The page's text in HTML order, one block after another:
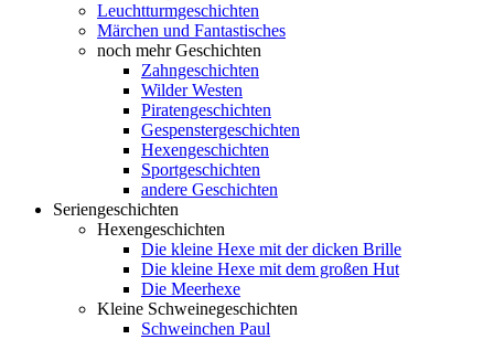
Leuchtturmgeschichten
Märchen und Fantastisches
noch mehr Geschichten
Zahngeschichten
Wilder Westen
Piratengeschichten
Gespenstergeschichten
Hexengeschichten
Sportgeschichten
andere Geschichten
Seriengeschichten
Hexengeschichten
Die kleine Hexe mit der dicken Brille
Die kleine Hexe mit dem großen Hut
Die Meerhexe
Kleine Schweinegeschichten
Schweinchen Paul